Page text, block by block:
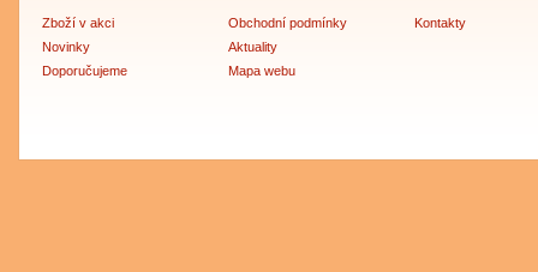
Zboží v akci
Novinky
Doporučujeme
Obchodní podmínky
Aktuality
Mapa webu
Kontakty